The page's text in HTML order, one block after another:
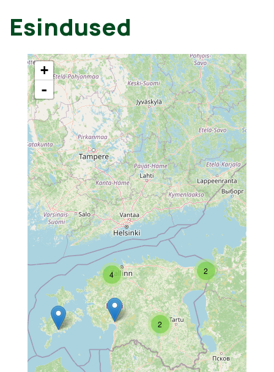
Esindused
2
2
4
+
-